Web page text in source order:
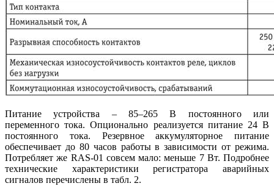
Питание устройства – 85–265 В постоянного или
переменного тока. Опционально реализуется питание 24 В
постоянного тока. Резервное аккумуляторное питание
обеспечивает до 80 часов работы в зависимости от режима.
Потребляет же RAS‑01 совсем мало: меньше 7 Вт. Подробнее
технические характеристики регистратора аварийных
сигналов перечислены в табл. 2.